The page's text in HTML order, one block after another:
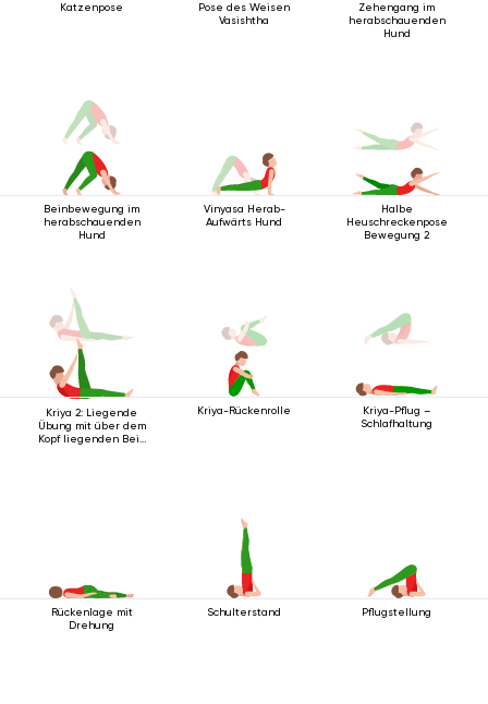
Katzenpose
Pose des Weisen
Vasishtha
Zehengang im
herabschauenden
Hund
Beinbewegung im
herabschauenden
Hund
Vinyasa Herab-
Aufwärts Hund
Halbe
Heuschreckenpose
Bewegung 2
Kriya 2: Liegende
Übung mit über dem
Kopf liegenden Bein
Kriya-Rückenrolle
Kriya-Pflug –
Schlafhaltung
Rückenlage mit
Drehung
Schulterstand Pflugstellung